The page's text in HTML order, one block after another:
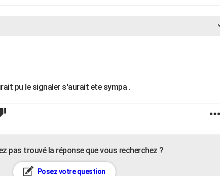
pu le signaler s'aurait ete sympa .
pas trouvé la réponse que vous recherchez ?
Posez votre question